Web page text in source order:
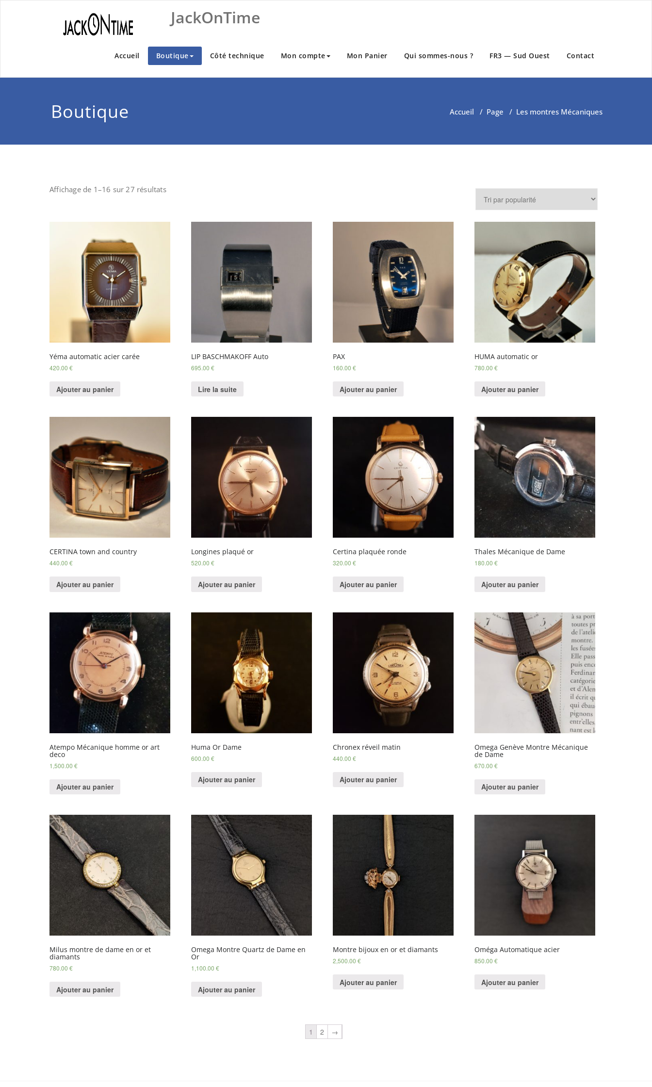
JackOnTime
Accueil Boutique Côté technique Mon compte Mon Panier Qui sommes-nous ? FR3 — Sud Ouest Contact
Boutique Accueil / Page / Les montres Mécaniques
Affichage de 1–16 sur 27 résultats
Yéma automatic acier carée
420.00 €
Ajouter au panier
LIP BASCHMAKOFF Auto
695.00€
Lire la suite
PAX
160.00€
Ajouter au panier
HUMA automatic or
780.00€
Ajouter au panier
CERTINA town and country
440.00 €
Ajouter au panier
Longines plaqué or
520.00€
Ajouter au panier
Certina plaquée ronde
320.00€
Ajouter au panier
Thales Mécanique de Dame
180.00€
Ajouter au panier
Atempo Mécanique homme or art
deco
1,500.00 €
Ajouter au panier
Huma Or Dame
600.00€
Ajouter au panier
Chronex réveil matin
440.00€
Ajouter au panier
Omega Genève Montre Mécanique
de Dame
670.00€
Ajouter au panier
Milus montre de dame en or et
diamants
780.00 €
Ajouter au panier
Omega Montre Quartz de Dame en
Or
1,100.00€
Ajouter au panier
Montre bijoux en or et diamants
2,500.00€
Ajouter au panier
Oméga Automatique acier
850.00€
Ajouter au panier
1 2 →